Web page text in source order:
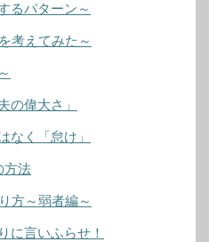
るパターン～
考えてみた～
の偉大さ」
なく「怠け」
方法
方～弱者編～
に言いふらせ！